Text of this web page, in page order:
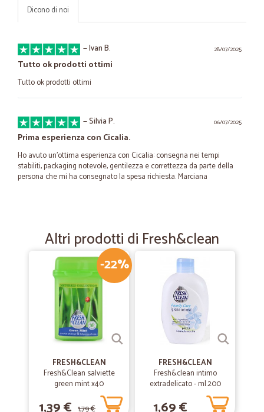
Dicono di noi
28/07/2025
—Ivan B.
Tutto ok prodotti ottimi
Tutto ok prodotti ottimi
06/07/2025
—Silvia P.
Prima esperienza con Cicalia.
Ho avuto un'ottima esperienza con Cicalia: consegna nei tempi
stabiliti, packaging notevole, gentilezza e correttezza da parte della
persona che mi ha consegnato la spesa richiesta. Marciana
Pacco puntualissimo e la prima volta…
Pacco puntualissimo e la prima volta che compro e mi sono trovata
benissimo comprerò di nuovo
—Filippo B.
Acquisti semplici e abbastanza…
Acquisti semplici e abbastanza convenienti. Spedizione veloce e
03/06/2020
—Nicolò L.
Buonissimo Supermercato online
Altri prodotti di Fresh&clean
-22%
FRESH&CLEAN
Fresh&Clean salviette
green mint x40
1,79 €
FRESH&CLEAN
Fresh&clean intimo
extradelicato - ml.200